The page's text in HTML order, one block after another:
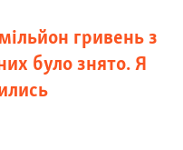
гривень з
було знято. Я